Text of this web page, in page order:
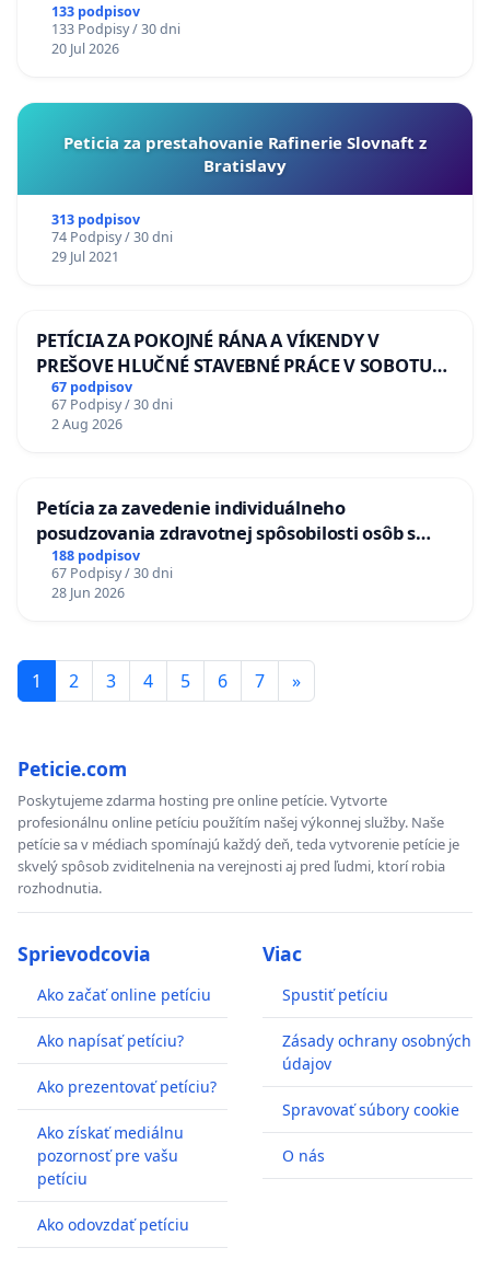
133 podpisov
133 Podpisy / 30 dni
20 Jul 2026
Peticia za prestahovanie Rafinerie Slovnaft z
Bratislavy
313 podpisov
74 Podpisy / 30 dni
29 Jul 2021
PETÍCIA ZA POKOJNÉ RÁNA A VÍKENDY V
PREŠOVE HLUČNÉ STAVEBNÉ PRÁCE V SOBOTU
LEN OD 9.00 DO 13.00 HOD., CEZ PRACOVNÝ
TÝŽDEŇ CIEĽ 8.00 – 18.00 HOD. A PRAVIDELNÁ
KONTROLA STAVBY C-AREA NA
67 podpisov
67 Podpisy / 30 dni
2 Aug 2026
Petícia za zavedenie individuálneho
posudzovania zdravotnej spôsobilosti osôb s
diabetom 1. a 2. typu pri prijímaní do
Policajného zboru SR
188 podpisov
67 Podpisy / 30 dni
28 Jun 2026
1 2 3 4 5 6 7 »
Peticie.com
Poskytujeme zdarma hosting pre online petície. Vytvorte
profesionálnu online petíciu použítím našej výkonnej služby. Naše
petície sa v médiach spomínajú každý deň, teda vytvorenie petície je
skvelý spôsob zviditelnenia na verejnosti aj pred ľudmi, ktorí robia
rozhodnutia.
Sprievodcovia
Ako začať online petíciu
Ako napísať petíciu?
Ako prezentovať petíciu?
Ako získať mediálnu
pozornosť pre vašu
petíciu
Ako odovzdať petíciu
Viac
Spustiť petíciu
Zásady ochrany osobných
údajov
Spravovať súbory cookie
O nás